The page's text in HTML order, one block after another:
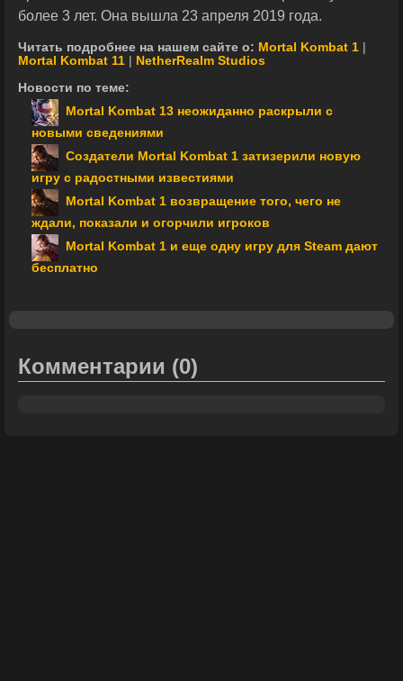
более 3 лет. Она вышла 23 апреля 2019 года.
Читать подробнее на нашем сайте о: Mortal Kombat 1 |
Mortal Kombat 11 | NetherRealm Studios
Новости по теме:
Mortal Kombat 13 неожиданно раскрыли с
новыми сведениями
Создатели Mortal Kombat 1 затизерили новую
игру с радостными известиями
Mortal Kombat 1 возвращение того, чего не
ждали, показали и огорчили игроков
Mortal Kombat 1 и еще одну игру для Steam дают
бесплатно
Комментарии (0)